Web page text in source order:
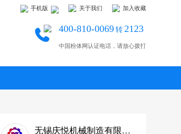
手机版 关于我们 加入收藏
400-810-0069转 2123
中国粉体网认证电话，请放心拨打
无锡庆悦机械制造有限公司